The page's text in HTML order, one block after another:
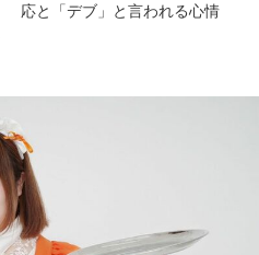
応と「デブ」と言われる心情